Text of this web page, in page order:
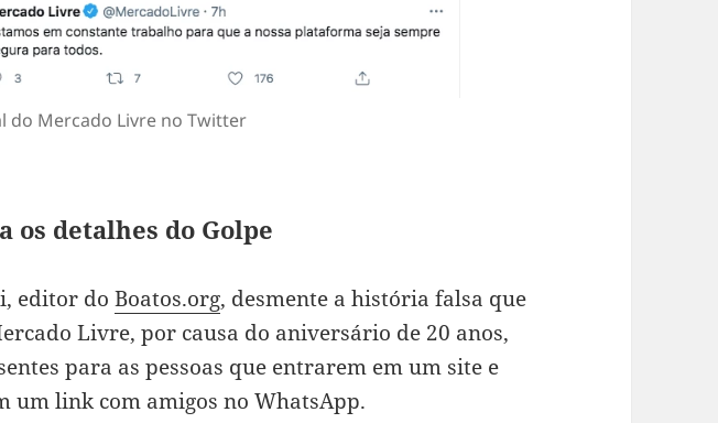
do Mercado Livre no Twitter
os detalhes do Golpe
editor doBoatos.org, desmente a história falsa que
Livre, por causa do aniversário de 20 anos,
para as pessoas que entrarem em um site e
um link com amigos no WhatsApp.